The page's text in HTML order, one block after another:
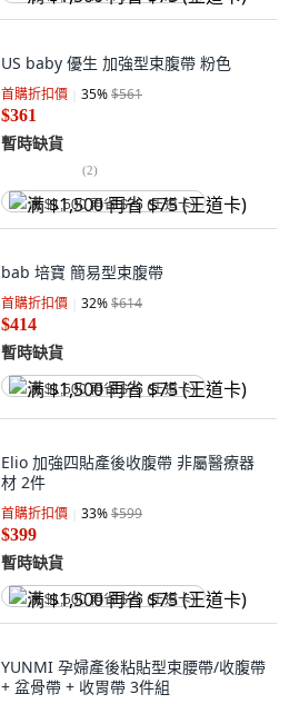
US baby 優生 加強型束腹帶 粉色
首購折扣價 35%$561
$361
暫時缺貨
(2)
满 $1,500 再省 $75 (王道卡)
bab 培寶 簡易型束腹帶
首購折扣價 32%$614
$414
暫時缺貨
满 $1,500 再省 $75 (王道卡)
Elio 加強四貼產後收腹帶 非屬醫療器
材 2件
首購折扣價 33%$599
$399
暫時缺貨
满 $1,500 再省 $75 (王道卡)
YUNMI 孕婦產後粘貼型束腰帶/收腹帶
+ 盆骨帶 + 收胃帶 3件組